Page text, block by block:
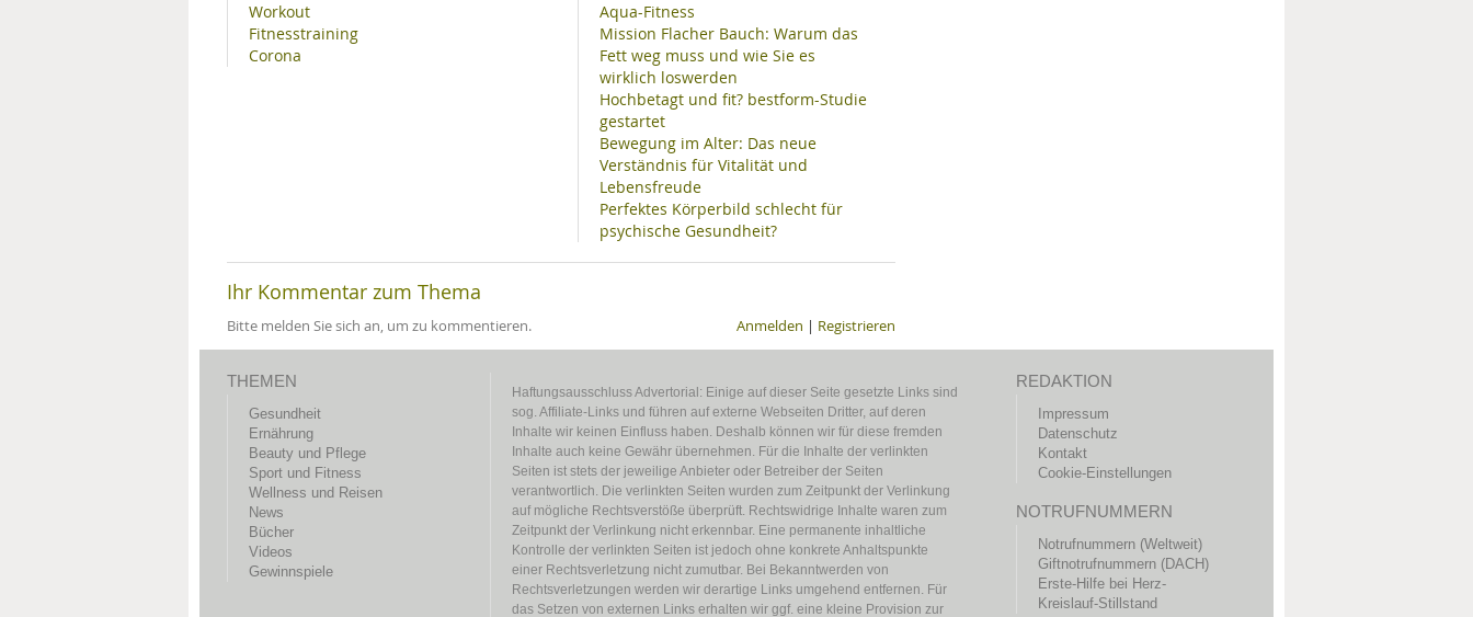
Workout
Fitnesstraining
Corona
Aqua-Fitness
Mission Flacher Bauch: Warum das
Fett weg muss und wie Sie es
wirklich loswerden
Hochbetagt und fit? bestform-Studie
gestartet
Bewegung im Alter: Das neue
Verständnis für Vitalität und
Lebensfreude
Perfektes Körperbild schlecht für
psychische Gesundheit?
Ihr Kommentar zum Thema
Bitte melden Sie sich an, um zu kommentieren. Anmelden | Registrieren
THEMEN
Gesundheit
Ernährung
Beauty und Pflege
Sport und Fitness
Wellness und Reisen
News
Bücher
Videos
Gewinnspiele
Haftungsausschluss Advertorial: Einige auf dieser Seite gesetzte Links sind
sog. Affiliate-Links und führen auf externe Webseiten Dritter, auf deren
Inhalte wir keinen Einfluss haben. Deshalb können wir für diese fremden
Inhalte auch keine Gewähr übernehmen. Für die Inhalte der verlinkten
Seiten ist stets der jeweilige Anbieter oder Betreiber der Seiten
verantwortlich. Die verlinkten Seiten wurden zum Zeitpunkt der Verlinkung
auf mögliche Rechtsverstöße überprüft. Rechtswidrige Inhalte waren zum
Zeitpunkt der Verlinkung nicht erkennbar. Eine permanente inhaltliche
Kontrolle der verlinkten Seiten ist jedoch ohne konkrete Anhaltspunkte
einer Rechtsverletzung nicht zumutbar. Bei Bekanntwerden von
Rechtsverletzungen werden wir derartige Links umgehend entfernen. Für
das Setzen von externen Links erhalten wir ggf. eine kleine Provision zur
REDAKTION
Impressum
Datenschutz
Kontakt
Cookie-Einstellungen
NOTRUFNUMMERN
Notrufnummern (Weltweit)
Giftnotrufnummern (DACH)
Erste-Hilfe bei Herz-
Kreislauf-Stillstand